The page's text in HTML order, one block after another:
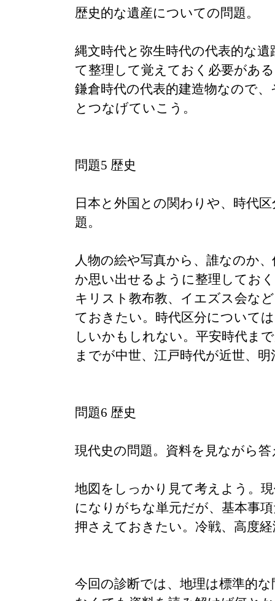
歴史的な遺産についての問題。
縄文時代と弥生時代の代表的な
て整理して覚えておく必要があ
鎌倉時代の代表的建造物なので
とつなげていこう。
問題5 歴史
日本と外国との関わりや、時代
題。
人物の絵や写真から、誰なのか
か思い出せるように整理してお
キリスト教布教、イエズス会な
ておきたい。時代区分について
しいかもしれない。平安時代ま
までが中世、江戸時代が近世、
問題6 歴史
現代史の問題。資料を見ながら
地図をしっかり見て考えよう。
になりがちな単元だが、基本事
押さえておきたい。冷戦、高度
今回の診断では、地理は標準的